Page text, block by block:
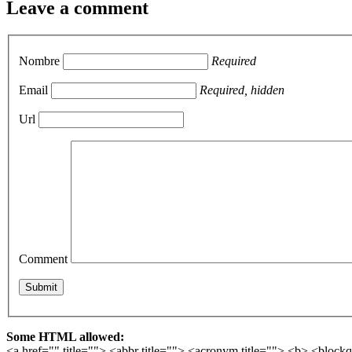
Leave a comment
Nombre Required
Email Required, hidden
Url
Comment
Some HTML allowed: